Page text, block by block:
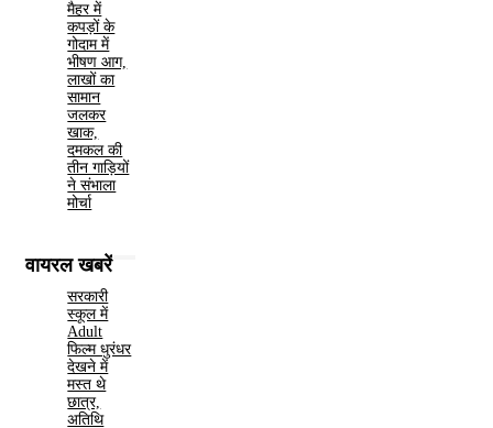
मैहर में
कपड़ों के
गोदाम में
भीषण आग,
लाखों का
सामान
जलकर
खाक,
दमकल की
तीन गाड़ियों
ने संभाला
मोर्चा
वायरल खबरें
सरकारी
स्कूल में
Adult
फिल्म धुरंधर
देखने में
मस्त थे
छात्र,
अतिथि